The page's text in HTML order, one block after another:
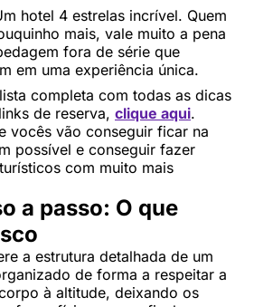
hotel 4 estrelas incrível. Quem
mais, vale muito a pena
fora de série que
em uma experiência única.
completa com todas as dicas
de reserva, clique aqui.
vocês vão conseguir ficar na
possível e conseguir fazer
com muito mais
a passo: O que
a estrutura detalhada de um
de forma a respeitar a
à altitude, deixando os